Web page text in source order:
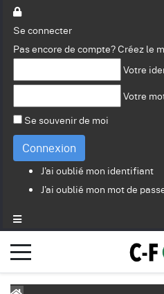
Se connecter
Pas encore de compte? Créez le
Votre
Votre
Se souvenir de moi
Connexion
J'ai oublié mon identifiant
J'ai oublié mon mot de